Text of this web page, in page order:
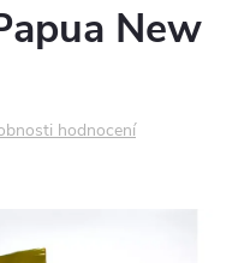
New
hodnocení